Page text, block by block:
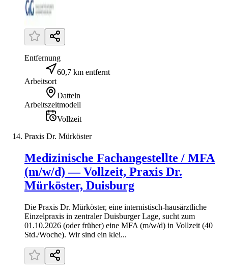
Entfernung
60,7 km entfernt
Arbeitsort
Datteln
Arbeitszeitmodell
Vollzeit
Praxis Dr. Mürköster
Medizinische Fachangestellte / MFA
(m/w/d) — Vollzeit, Praxis Dr.
Mürköster, Duisburg
Die Praxis Dr. Mürköster, eine internistisch-hausärztliche
Einzelpraxis in zentraler Duisburger Lage, sucht zum
01.10.2026 (oder früher) eine MFA (m/w/d) in Vollzeit (40
Std./Woche). Wir sind ein klei...